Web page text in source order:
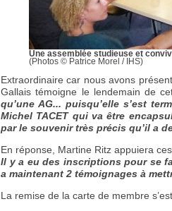
Une assemblée studieuse et
(Photos © Patrice Morel / IHS)
Extraordinaire car nous avons
Gallais témoigne le lendemain de
qu’une AG... puisqu’elle s’est
Michel TACET qui va être
par le souvenir très précis qu’il a
En réponse, Martine Ritz appuiera
Il y a eu des inscriptions pour se
a maintenant 2 témoignages à
La remise de la carte de membre